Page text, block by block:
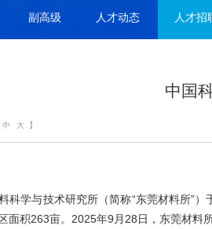
副高级 人才动态 人才招
中国
中 大 】
科学与技术研究所（简称“东莞材料所”
面积263亩。2025年9月28日，东莞材料